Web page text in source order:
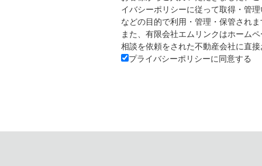
イバシーポリシーに従って取得・管
などの目的で利用・管理・保管され
また、有限会社エムリンクはホーム
相談を依頼をされた不動産会社に直
プライバシーポリシーに同意する